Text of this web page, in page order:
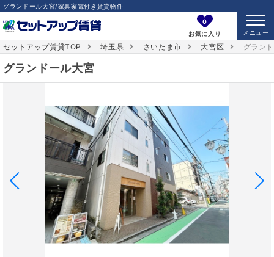
グランドール大宮/家具家電付き賃貸物件
0
お気に入り
セットアップ賃貸TOP 埼玉県 さいたま市 大宮区 グラン
グランドール大宮